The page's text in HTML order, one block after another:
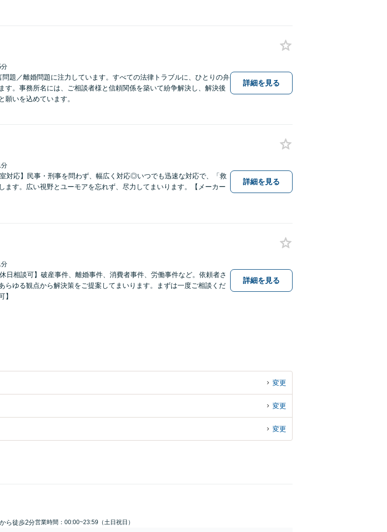
問題／離婚問題に注力しています。すべての法律トラブルに、ひとりの弁
す。事務所名には、ご相談者様と信頼関係を築いて紛争解決し、解決後
願いを込めています。
詳細を見る
対応】民事・刑事を問わず、幅広く対応◎いつでも迅速な対応で、「救
ます。広い視野とユーモアを忘れず、尽力してまいります。【メーカー
詳細を見る
日相談可】破産事件、離婚事件、消費者事件、労働事件など。依頼者さ
らゆる観点から解決策をご提案してまいります。まずは一度ご相談くだ
】
詳細を見る
変更
変更
変更
から徒歩2分営業時間：00:00~23:59（土日祝日）